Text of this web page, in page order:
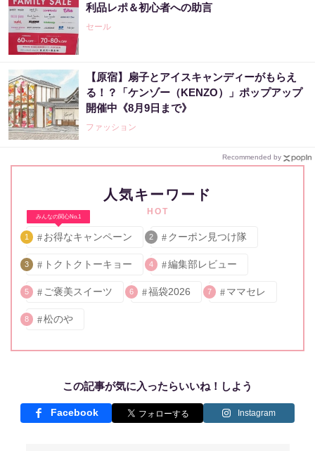
利品レポ＆初心者への助言
セール
【原宿】扇子とアイスキャンディーがもらえ
る！？「ケンゾー（KENZO）」ポップアップ
開催中《8月9日まで》
ファッション
Recommended by
人気キーワード
HOT
みんなの関心No.1
1 お得なキャンペーン 2 クーポン見つけ隊
3 トクトクトーキョー 4 編集部レビュー
5 ご褒美スイーツ 6 福袋2026 7 ママセレ
8 松のや
この記事が気に入ったらいいね！しよう
Facebook Instagram